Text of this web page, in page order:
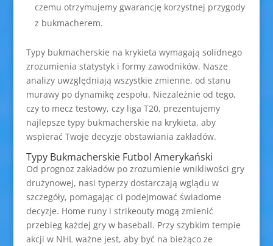
czemu otrzymujemy gwarancję korzystnej przygody
z bukmacherem.
Typy bukmacherskie na krykieta wymagają solidnego
zrozumienia statystyk i formy zawodników. Nasze
analizy uwzględniają wszystkie zmienne, od stanu
murawy po dynamikę zespołu. Niezależnie od tego,
czy to mecz testowy, czy liga T20, prezentujemy
najlepsze typy bukmacherskie na krykieta, aby
wspierać Twoje decyzje obstawiania zakładów.
Typy Bukmacherskie Futbol Amerykański
Od prognoz zakładów po zrozumienie wnikliwości gry
drużynowej, nasi typerzy dostarczają wglądu w
szczegóły, pomagając ci podejmować świadome
decyzje. Home runy i strikeouty mogą zmienić
przebieg każdej gry w baseball. Przy szybkim tempie
akcji w NHL ważne jest, aby być na bieżąco ze